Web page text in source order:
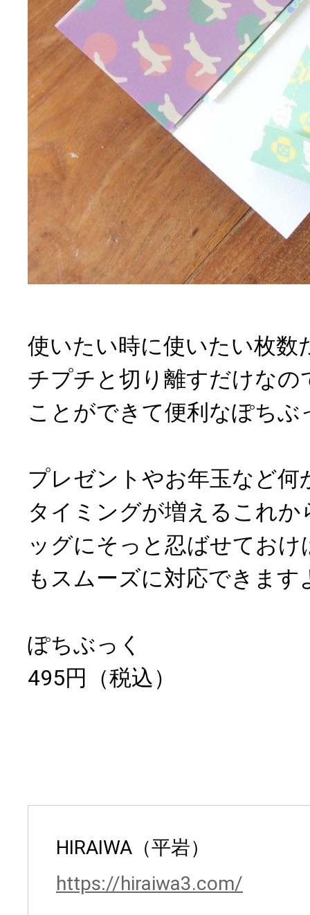
使いたい時に使いたい枚数
チプチと切り離すだけなの
ことができて便利なぽちぶ
プレゼントやお年玉など何
タイミングが増えるこれ
ッグにそっと忍ばせてお
もスムーズに対応できます
ぽちぶっく
495円（税込）
HIRAIWA（平岩）
https://hiraiwa3.com/